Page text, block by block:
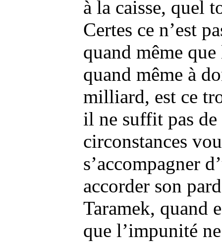
à la caisse, quel
Certes ce n’est
quand même que
quand même à
milliard, est ce
il ne suffit pas de
circonstances
s’accompagner
accorder son
Taramek, quand
que l’impunité